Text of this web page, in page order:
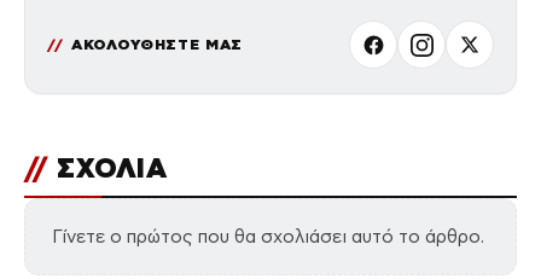
ΑΚΟΛΟΥΘΗΣΤΕ ΜΑΣ
// ΣΧΟΛΙΑ
Γίνετε ο πρώτος που θα σχολιάσει αυτό το άρθρο.